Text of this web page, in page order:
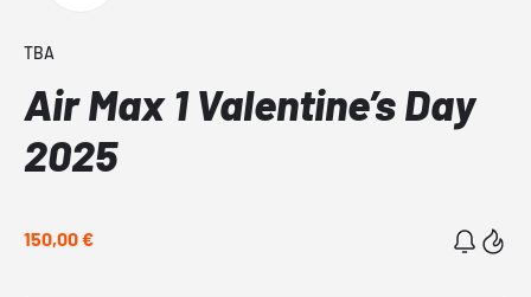
TBA
Air Max 1 Valentine’s Day
2025
150,00 €